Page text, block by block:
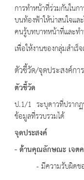
การทำหน้าที่ร่วมกันในก
บนท้องฟ้าให้น่าสนใจแล
คนรู้บทบาทหน้าที่และท
เพื่อให้งานของกลุ่มสำเร็
ตัวชี้วัด/จุดประสงค์กา
ตัวชี้วัด
ป.1/1 ระบุดาวที่ปรากฏ
ข้อมูลที่รวบรวมได้
จุดประสงค์
- ด้านคุณลักษณะ เจต
- มีความรับผิดช